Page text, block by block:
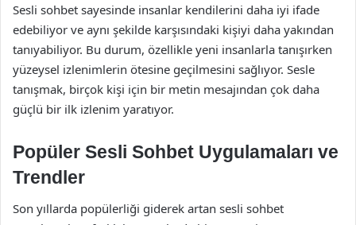
Sesli sohbet sayesinde insanlar kendilerini daha iyi ifade
edebiliyor ve aynı şekilde karşısındaki kişiyi daha yakından
tanıyabiliyor. Bu durum, özellikle yeni insanlarla tanışırken
yüzeysel izlenimlerin ötesine geçilmesini sağlıyor. Sesle
tanışmak, birçok kişi için bir metin mesajından çok daha
güçlü bir ilk izlenim yaratıyor.
Popüler Sesli Sohbet Uygulamaları ve
Trendler
Son yıllarda popülerliği giderek artan sesli sohbet